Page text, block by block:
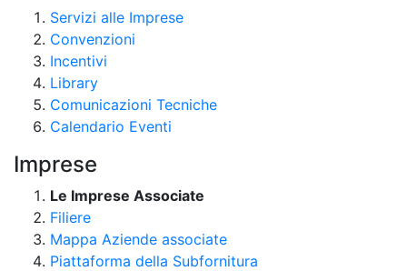
Servizi alle Imprese
Convenzioni
Incentivi
Library
Comunicazioni Tecniche
Calendario Eventi
Imprese
Le Imprese Associate
Filiere
Mappa Aziende associate
Piattaforma della Subfornitura